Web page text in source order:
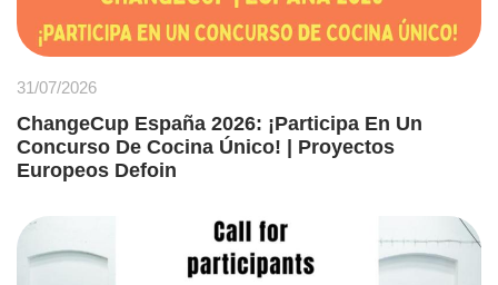
31/07/2026
ChangeCup España 2026: ¡Participa En Un
Concurso De Cocina Único! | Proyectos
Europeos Defoin